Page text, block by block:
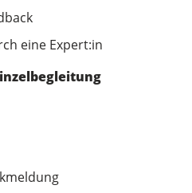
eine Expert:in